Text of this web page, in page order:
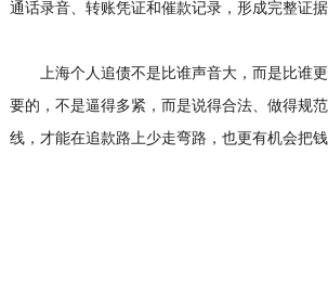
通话录音、转账凭证和催款记录，形成完整证据
上海个人追债不是比谁声音大，而是比谁更
要的，不是逼得多紧，而是说得合法、做得规
线，才能在追款路上少走弯路，也更有机会把钱